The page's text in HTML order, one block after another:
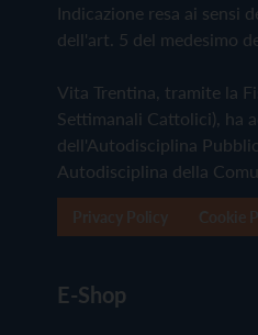
Indicazione resa ai sensi
dell'art. 5 del medesimo
Vita Trentina, tramite la
Settimanali Cattolici), ha
dell'Autodisciplina
Autodisciplina della
E-Shop